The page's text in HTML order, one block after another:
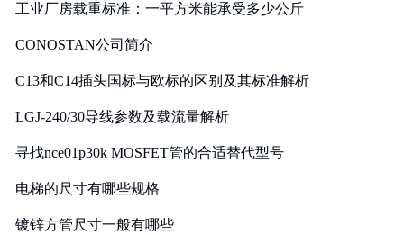
工业厂房载重标准：一平方米能承受多少公斤
CONOSTAN公司简介
C13和C14插头国标与欧标的区别及其标准解析
LGJ-240/30导线参数及载流量解析
寻找nce01p30k MOSFET管的合适替代型号
电梯的尺寸有哪些规格
镀锌方管尺寸一般有哪些